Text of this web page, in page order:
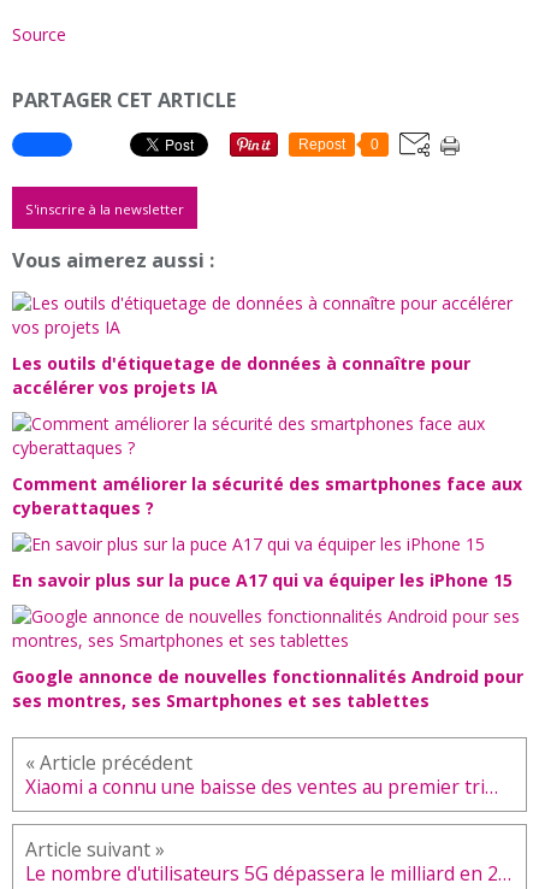
Source
PARTAGER CET ARTICLE
Repost 0
S'inscrire à la newsletter
Vous aimerez aussi :
Les outils d'étiquetage de données à connaître pour
accélérer vos projets IA
Comment améliorer la sécurité des smartphones face aux
cyberattaques ?
En savoir plus sur la puce A17 qui va équiper les iPhone 15
Google annonce de nouvelles fonctionnalités Android pour
ses montres, ses Smartphones et ses tablettes
Xiaomi a connu une baisse des ventes au premier trimestre 2022
Le nombre d'utilisateurs 5G dépassera le milliard en 2022